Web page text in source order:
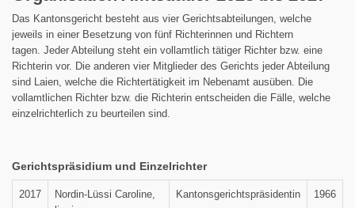
Das Kantonsgericht besteht aus vier Gerichtsabteilungen, welche
jeweils in einer Besetzung von fünf Richterinnen und Richtern
tagen. Jeder Abteilung steht ein vollamtlich tätiger Richter bzw. eine
Richterin vor. Die anderen vier Mitglieder des Gerichts jeder Abteilung
sind Laien, welche die Richtertätigkeit im Nebenamt ausüben. Die
vollamtlichen Richter bzw. die Richterin entscheiden die Fälle, welche
einzelrichterlich zu beurteilen sind.
Gerichtspräsidium und Einzelrichter
2017
Nordin-Lüssi Caroline,
Kantonsgerichtspräsidentin 1966